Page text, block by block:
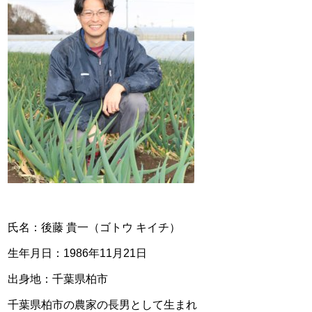
氏名：後藤 貴一（ゴトウ キイチ）
生年月日：1986年11月21日
出身地：千葉県柏市
千葉県柏市の農家の長男として生まれ